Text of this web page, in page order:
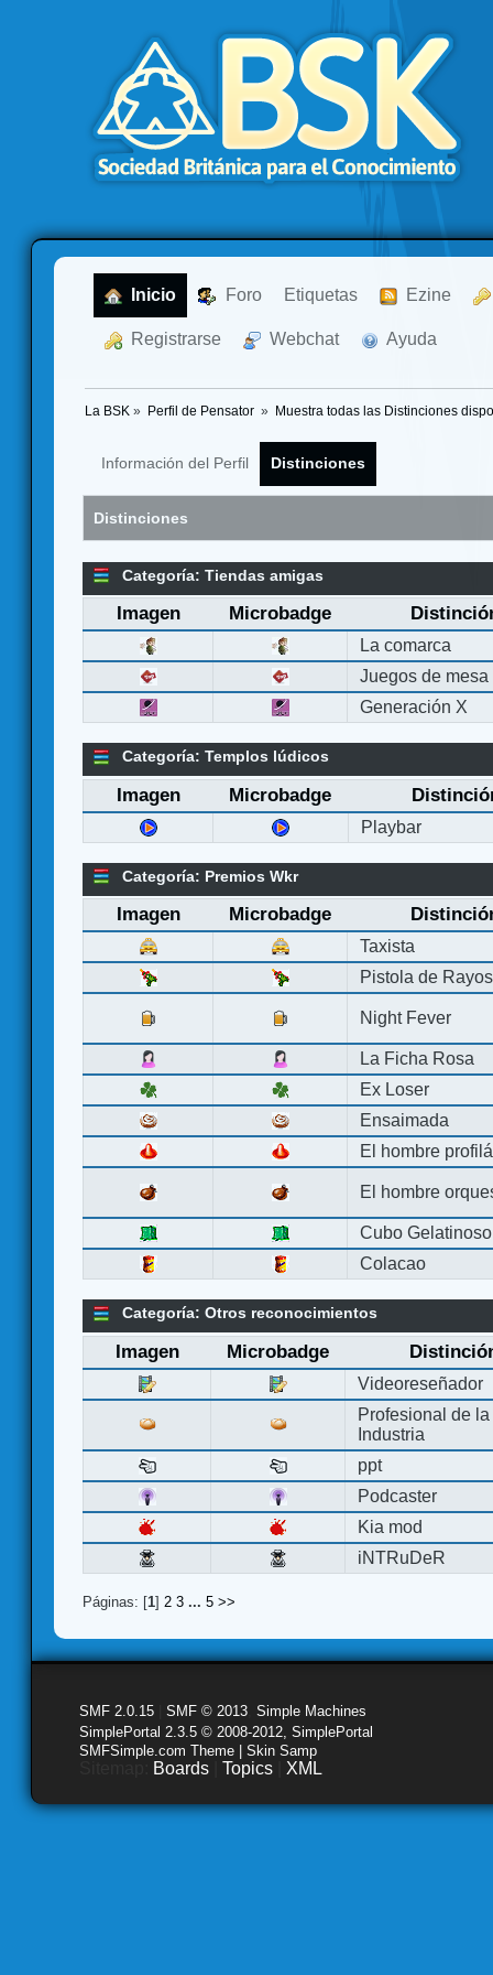
Inicio Foro Etiquetas Ezine
Registrarse Webchat Ayuda
La BSK » Perfil de Pensator » Muestra todas las Distinciones
Información del Perfil Distinciones
Distinciones
Categoría: Tiendas amigas
Imagen Microbadge
La comarca
Juegos de mesa
Generación X
Categoría: Templos lúdicos
Imagen Microbadge
Playbar
Categoría: Premios Wkr
Imagen Microbadge
Taxista
Pistola de Rayos
Night Fever
La Ficha Rosa
Ex Loser
Ensaimada
El hombre
El hombre
Cubo Gelatinoso
Colacao
Categoría: Otros reconocimientos
Imagen Microbadge
Videoreseñador
Profesional de la
Industria
ppt
Podcaster
Kia mod
iNTRuDeR
Páginas: [1] 2 3 ... 5 >>
SMF 2.0.15 SMF © 2013 Simple Machines
SimplePortal 2.3.5 © 2008-2012, SimplePortal
SMFSimple.com Theme | Skin Samp
Boards Topics XML